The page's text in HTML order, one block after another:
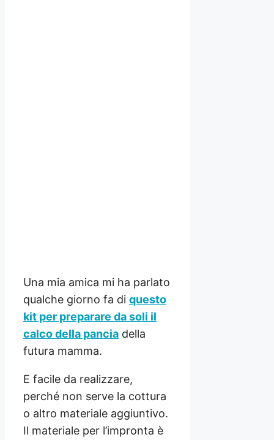
Una mia amica mi ha parlato
qualche giorno fa di questo
kit per preparare da soli il
calco della pancia della
futura mamma.
E facile da realizzare,
perché non serve la cottura
o altro materiale aggiuntivo.
Il materiale per l’impronta è